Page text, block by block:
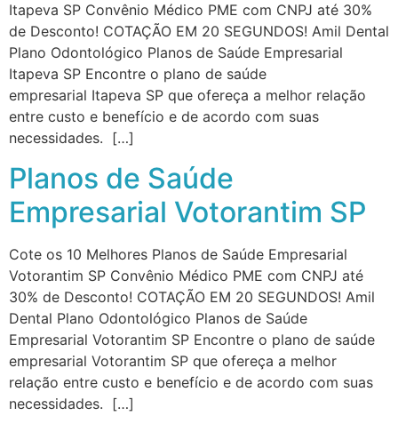
Itapeva SP Convênio Médico PME com CNPJ até 30%
de Desconto! COTAÇÃO EM 20 SEGUNDOS! Amil Dental
Plano Odontológico Planos de Saúde Empresarial
Itapeva SP Encontre o plano de saúde
empresarial Itapeva SP que ofereça a melhor relação
entre custo e benefício e de acordo com suas
necessidades. […]
Planos de Saúde
Empresarial Votorantim SP
Cote os 10 Melhores Planos de Saúde Empresarial
Votorantim SP Convênio Médico PME com CNPJ até
30% de Desconto! COTAÇÃO EM 20 SEGUNDOS! Amil
Dental Plano Odontológico Planos de Saúde
Empresarial Votorantim SP Encontre o plano de saúde
empresarial Votorantim SP que ofereça a melhor
relação entre custo e benefício e de acordo com suas
necessidades. […]